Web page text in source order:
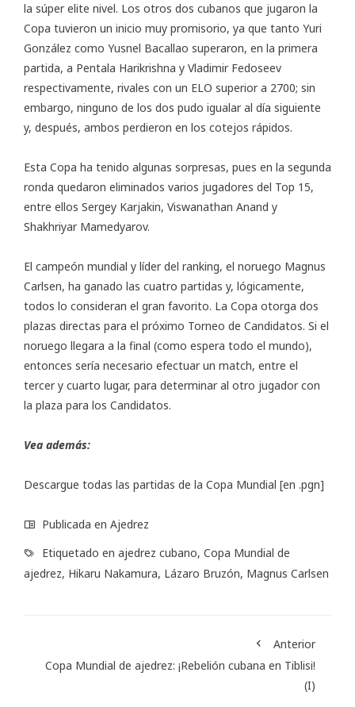
la súper elite nivel. Los otros dos cubanos que jugaron la
Copa tuvieron un inicio muy promisorio, ya que tanto Yuri
González como Yusnel Bacallao superaron, en la primera
partida, a Pentala Harikrishna y Vladimir Fedoseev
respectivamente, rivales con un ELO superior a 2700; sin
embargo, ninguno de los dos pudo igualar al día siguiente
y, después, ambos perdieron en los cotejos rápidos.
Esta Copa ha tenido algunas sorpresas, pues en la segunda
ronda quedaron eliminados varios jugadores del Top 15,
entre ellos Sergey Karjakin, Viswanathan Anand y
Shakhriyar Mamedyarov.
El campeón mundial y líder del ranking, el noruego Magnus
Carlsen, ha ganado las cuatro partidas y, lógicamente,
todos lo consideran el gran favorito. La Copa otorga dos
plazas directas para el próximo Torneo de Candidatos. Si el
noruego llegara a la final (como espera todo el mundo),
entonces sería necesario efectuar un match, entre el
tercer y cuarto lugar, para determinar al otro jugador con
la plaza para los Candidatos.
Vea además:
Descargue todas las partidas de la Copa Mundial [en .pgn]
Publicada en Ajedrez
Etiquetado en ajedrez cubano, Copa Mundial de
ajedrez, Hikaru Nakamura, Lázaro Bruzón, Magnus Carlsen
Anterior
Copa Mundial de ajedrez: ¡Rebelión cubana en Tiblisi!
(I)